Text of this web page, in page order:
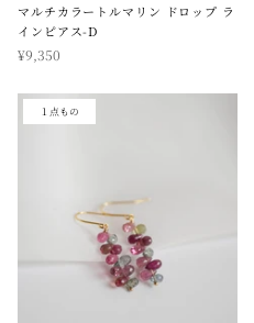
マルチカラートルマリン ドロップ ラ
インピアス-D
¥9,350
１点もの